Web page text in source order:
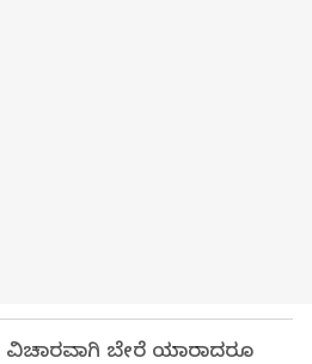
ಬೇರೆ ಯಾರಾದರೂ